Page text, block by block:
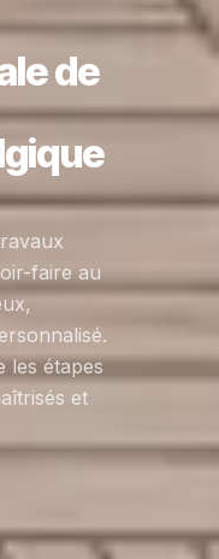
de
faire au
les étapes
et